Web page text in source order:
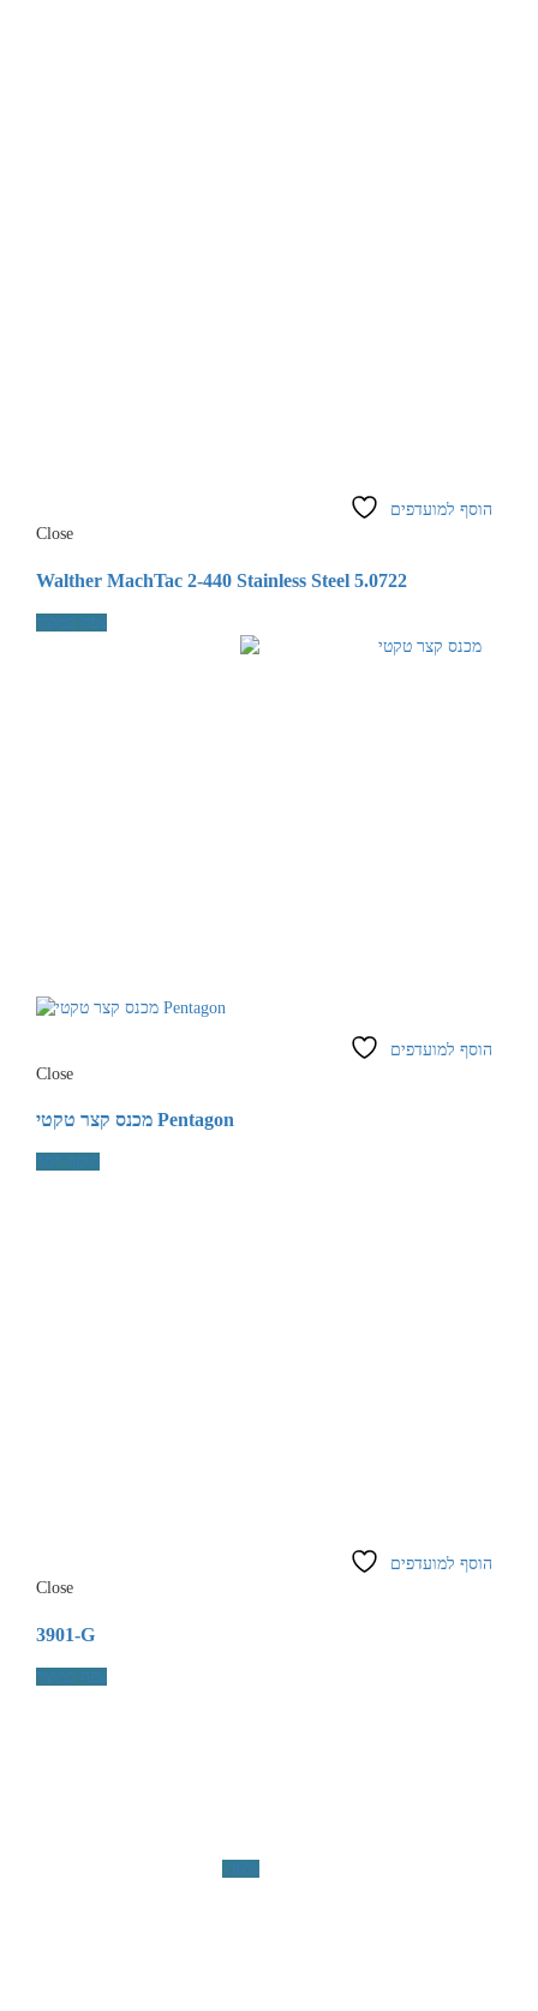
הוסף למועדפים
Close
Walther MachTac 2-440 Stainless Steel 5.0722
צפה במוצר
הוסף למועדפים
Close
מכנס קצר טקטי Pentagon
הוסף לסל
הוסף למועדפים
Close
3901-G
צפה במוצר
-36%